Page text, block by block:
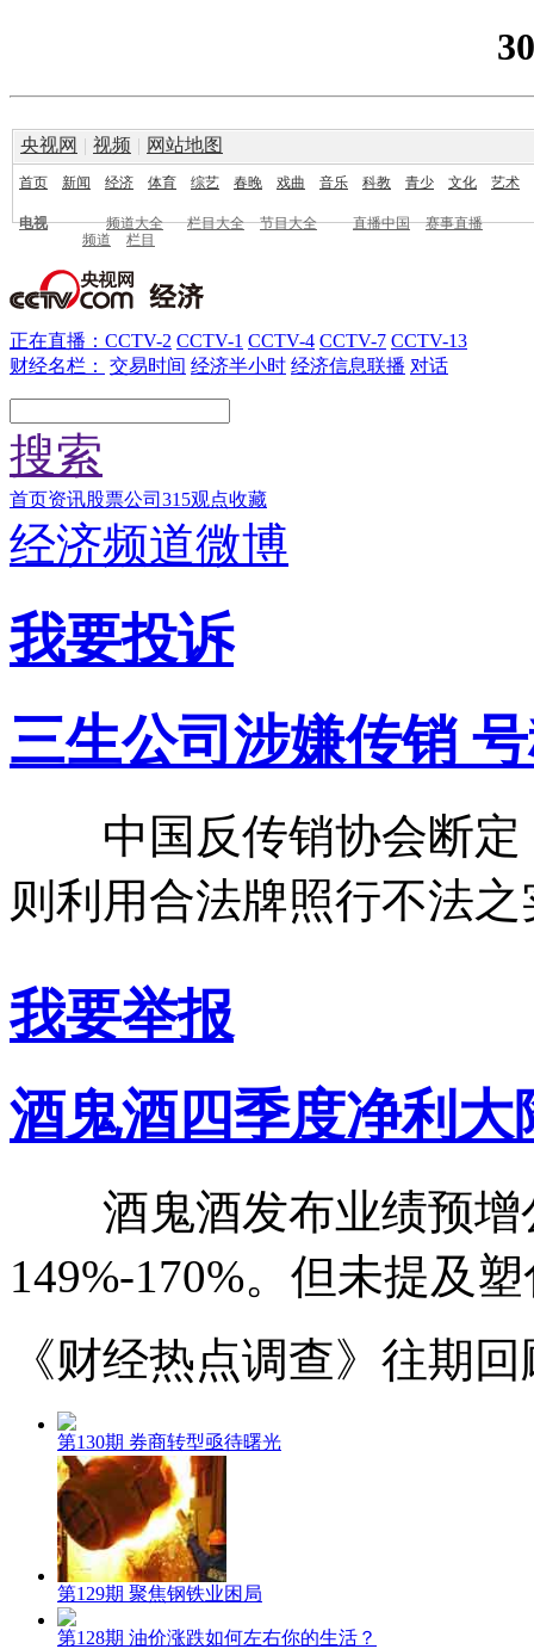
央视网 | 视频 | 网站地图
首页 新闻 经济 体育 综艺 春晚 戏曲 音乐 科教 青少 文化 艺术
电视 频道大全 栏目大全 节目大全 直播中国
赛事直播
频道
栏目
正在直播：CCTV-2 CCTV-1 CCTV-4 CCTV-7 CCTV-13
财经名栏：
交易时间 经济半小时 经济信息联播 对话
搜索
首页资讯股票公司 315观点收藏
经济频道微博
我要投诉
三生公司涉嫌传销
中国反传销协会断定
则利用合法牌照行不法之
我要举报
酒鬼酒四季度净利
酒鬼酒发布业绩预增
149%-170%。但未提及
《财经热点调查》往期回
第130期 券商转型亟待曙光
第129期 聚焦钢铁业困局
第128期 油价涨跌如何左右你的生活？